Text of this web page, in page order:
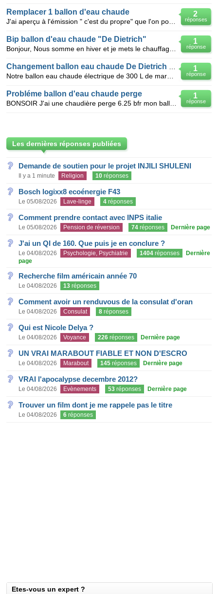
2
réponses
Remplacer 1 ballon d'eau chaude
1
réponse
Bip ballon d'eau chaude "De Dietrich"
1
réponse
1
réponse
Probléme ballon d'eau chaude perge
Les dernières réponses publiées
Demande de soutien pour le projet INJILI SHULENI
Il y a 1 minute Religion 10 réponses
Bosch logixx8 ecoénergie F43
Le 05/08/2026 Lave-linge 4 réponses
Comment prendre contact avec INPS italie
Le 05/08/2026 Pension de réversion 74 réponses Dernière page
J'ai un QI de 160. Que puis je en conclure ?
Le 04/08/2026 Psychologie, Psychiatrie 1404 réponses
Dernière
page
Recherche film américain année 70
Le 04/08/2026 13 réponses
Comment avoir un renduvous de la consulat d'oran
Le 04/08/2026 Consulat 8 réponses
Qui est Nicole Delya ?
Le 04/08/2026 Voyance 226 réponses Dernière page
UN VRAI MARABOUT FIABLE ET NON D'ESCRO
Le 04/08/2026 Marabout 145 réponses Dernière page
VRAI l'apocalypse decembre 2012?
Le 04/08/2026 Evènements 53 réponses Dernière page
Trouver un film dont je me rappele pas le titre
Le 04/08/2026 6 réponses
Etes-vous un expert ?